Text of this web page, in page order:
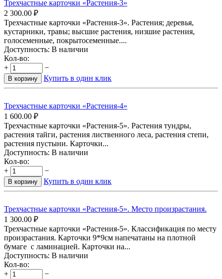
Трехчастные карточки «Растения-3»
2 300.00 ₽
Трехчастные карточки «Растения-3». Растения; деревья,
кустарники, травы; высшие растения, низшие растения,
голосеменные, покрытосеменные....
Доступность: В наличии
Кол-во:
+
−
В корзину Купить в один клик
Трехчастные карточки «Растения-4»
1 600.00 ₽
Трехчастные карточки «Растения-5». Растения тундры,
растения тайги, растения лиственного леса, растения степи,
растения пустыни. Карточки...
Доступность: В наличии
Кол-во:
+
−
В корзину Купить в один клик
Трехчастные карточки «Растения-5». Место произрастания.
1 300.00 ₽
Трехчастные карточки «Растения-5». Классификация по месту
произрастания. Карточки 9*9см напечатаны на плотной
бумаге с ламинацией. Карточки на...
Доступность: В наличии
Кол-во:
+
−